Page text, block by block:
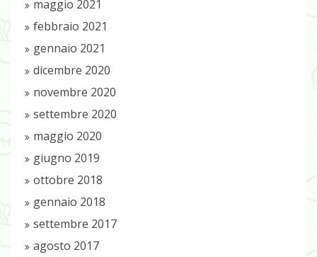
maggio 2021
febbraio 2021
gennaio 2021
dicembre 2020
novembre 2020
settembre 2020
maggio 2020
giugno 2019
ottobre 2018
gennaio 2018
settembre 2017
agosto 2017